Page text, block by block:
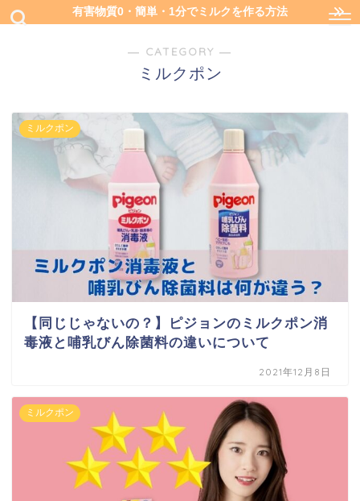
有害物質0・簡単・1分でミルクを作る方法
― CATEGORY ―
ミルクポン
ミルクポン
【同じじゃないの？】ピジョンのミルクポン消
毒液と哺乳びん除菌料の違いについて
2021年12月8日
ミルクポン